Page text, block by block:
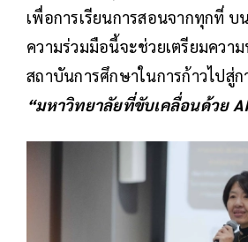
เพื่อการเรียนการสอนจากทุกที่
ความร่วมมือนี้จะช่วยเตรียมควา
สถาบันการศึกษาในการก้าวไปสู่ก
“มหาวิทยาลัยที่ขับเคลื่อนด้วย